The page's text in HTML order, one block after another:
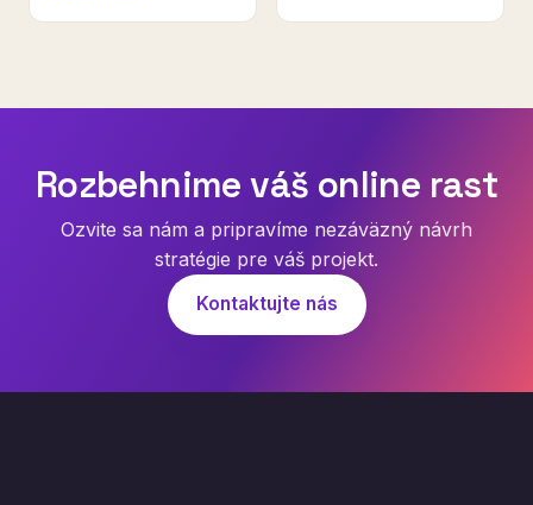
Rozbehnime váš online rast
Ozvite sa nám a pripravíme nezáväzný návrh
stratégie pre váš projekt.
Kontaktujte nás